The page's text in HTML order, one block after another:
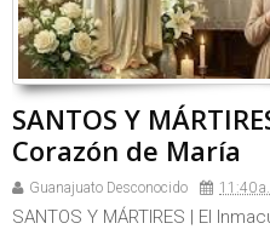
SANTOS Y
Corazón de María
Guanajuato Desconocido 11:40
SANTOS Y MÁRTIRES | El